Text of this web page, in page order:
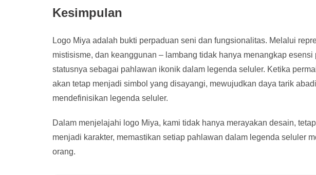
Kesimpulan
Logo Miya adalah bukti perpaduan seni dan fungsionalitas. Melalui
mistisisme, dan keanggunan – lambang tidak hanya menangkap
statusnya sebagai pahlawan ikonik dalam legenda seluler. Ketika
akan tetap menjadi simbol yang disayangi, mewujudkan daya tarik
mendefinisikan legenda seluler.
Dalam menjelajahi logo Miya, kami tidak hanya merayakan desain,
menjadi karakter, memastikan setiap pahlawan dalam legenda seluler
orang.